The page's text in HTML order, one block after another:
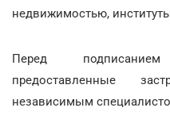
недвижимостью,
Перед
предоставленные
независимым